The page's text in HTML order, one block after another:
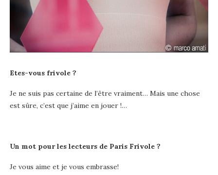
Etes-vous frivole ?
Je ne suis pas certaine de l’être vraiment… Mais une chose
est sûre, c’est que j’aime en jouer !…
Un mot pour les lecteurs de Paris Frivole ?
Je vous aime et je vous embrasse!